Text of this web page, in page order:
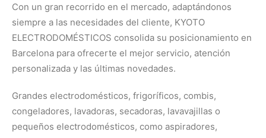
Con un gran recorrido en el mercado, adaptándonos
siempre a las necesidades del cliente, KYOTO
ELECTRODOMÉSTICOS consolida su posicionamiento en
Barcelona para ofrecerte el mejor servicio, atención
personalizada y las últimas novedades.
Grandes electrodomésticos, frigoríficos, combis,
congeladores, lavadoras, secadoras, lavavajillas o
pequeños electrodomésticos, como aspiradores,